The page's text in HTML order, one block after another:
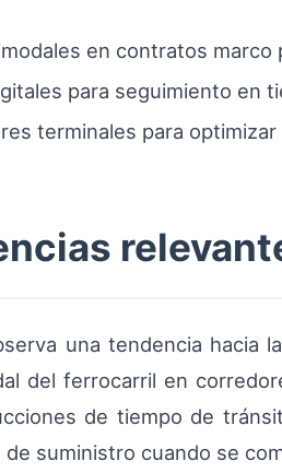
en contratos marco
para seguimiento en
terminales para
una tendencia hacia
del ferrocarril en
de tiempo de
suministro cuando se